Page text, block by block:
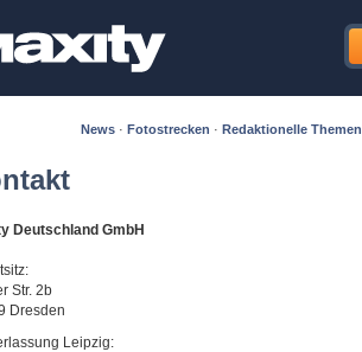
News · Fotostrecken · Redaktionelle Themen
Deutschland GmbH
Str. 2b
Dresden
Leipzig: